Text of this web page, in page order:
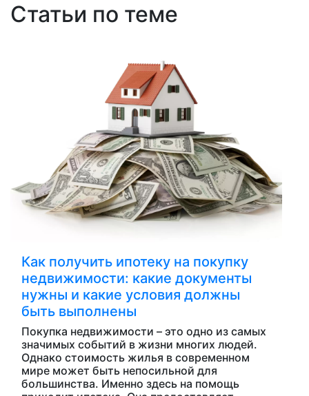
Статьи по теме
Как получить ипотеку на покупку
недвижимости: какие документы
нужны и какие условия должны
быть выполнены
Покупка недвижимости – это одно из самых
значимых событий в жизни многих людей.
Однако стоимость жилья в современном
мире может быть непосильной для
большинства. Именно здесь на помощь